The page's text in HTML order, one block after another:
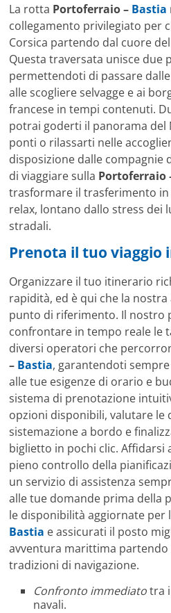
La rotta Portoferraio – Bastia
collegamento privilegiato per
Corsica partendo dal cuore
Questa traversata unisce due
permettendoti di passare dalle
alle scogliere selvagge e ai
francese in tempi contenuti.
potrai goderti il panorama del
ponti o rilassarti nelle
disposizione dalle compagnie
di viaggiare sulla Portoferraio
trasformare il trasferimento
relax, lontano dallo stress dei
stradali.
Prenota il tuo viaggio
Organizzare il tuo itinerario
rapidità, ed è qui che la
punto di riferimento. Il nostro
confrontare in tempo reale le
diversi operatori che
– Bastia, garantendoti
alle tue esigenze di orario e
sistema di prenotazione
opzioni disponibili, valutare le
sistemazione a bordo e
biglietto in pochi clic. Affidarsi
pieno controllo della
un servizio di assistenza
alle tue domande prima della
le disponibilità aggiornate per
Bastia e assicurati il posto
avventura marittima partendo
tradizioni di navigazione.
Confronto immediatotra
navali.